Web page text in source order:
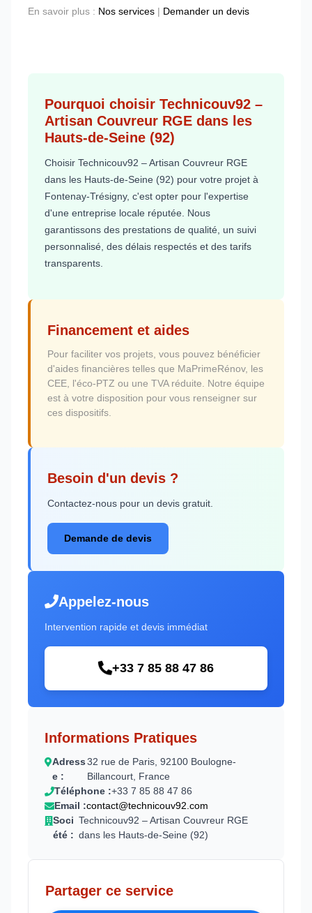
En savoir plus : Nos services | Demander un devis
Pourquoi choisir Technicouv92 –
Artisan Couvreur RGE dans les
Hauts-de-Seine (92)
Choisir Technicouv92 – Artisan Couvreur RGE
dans les Hauts-de-Seine (92) pour votre projet à
Fontenay-Trésigny, c'est opter pour l'expertise
d'une entreprise locale réputée. Nous
garantissons des prestations de qualité, un suivi
personnalisé, des délais respectés et des tarifs
transparents.
Financement et aides
Pour faciliter vos projets, vous pouvez bénéficier
d'aides financières telles que MaPrimeRénov, les
CEE, l'éco-PTZ ou une TVA réduite. Notre équipe
est à votre disposition pour vous renseigner sur
ces dispositifs.
Besoin d'un devis ?
Contactez-nous pour un devis gratuit.
Demande de devis
Appelez-nous
Intervention rapide et devis immédiat
+33 7 85 88 47 86
Informations Pratiques
Adress
e :
32 rue de Paris, 92100 Boulogne-
Billancourt, France
Téléphone :+33 7 85 88 47 86
Email :contact@technicouv92.com
Soci
été :
Technicouv92 – Artisan Couvreur RGE
dans les Hauts-de-Seine (92)
Partager ce service